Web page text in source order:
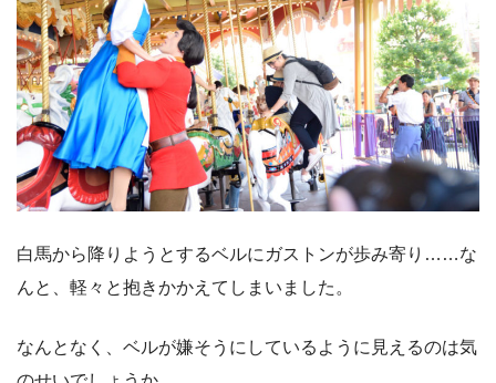
白馬から降りようとするベルにガストンが歩み寄り……な
んと、軽々と抱きかかえてしまいました。
なんとなく、ベルが嫌そうにしているように見えるのは気